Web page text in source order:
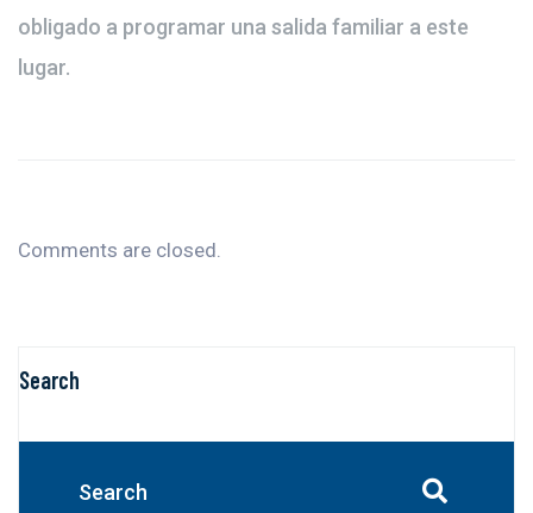
obligado a programar una salida familiar a este
lugar.
Comments are closed.
Search